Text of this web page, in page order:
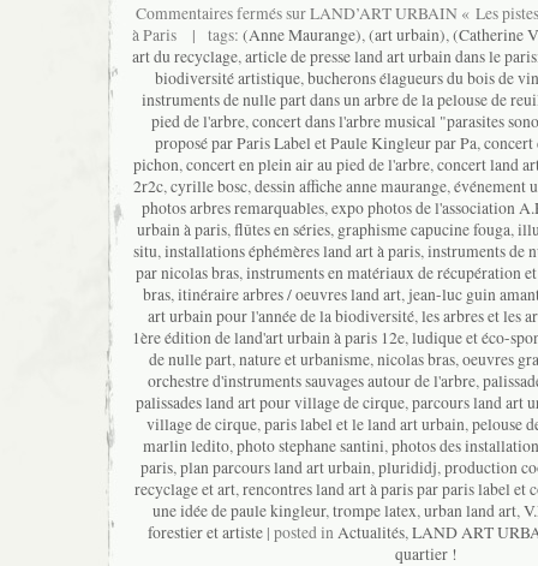
Commentaires ferméssur LAND’ART URBAIN « Les
à Paris | tags: (Anne Maurange),(art urbain),(Catherine
art du recyclage,article de presse land art urbain dans le
biodiversité artistique,bucherons élagueurs du bois de
instruments de nulle part dans un arbre de la pelouse de
pied de l'arbre,concert dans l'arbre musical "parasites
proposé par Paris Label et Paule Kingleur par Pa,concert
pichon,concert en plein air au pied de l'arbre,concert land
2r2c,cyrille bosc,dessin affiche anne maurange,événement
photos arbres remarquables,expo photos de l'association
urbain à paris,flûtes en séries, graphisme capucine fouga,
situ,installations éphémères land art à paris,instruments de
par nicolas bras,instruments en matériaux de récupération
bras,itinéraire arbres / oeuvres land art,jean-luc guin
art urbain pour l'année de la biodiversité,les arbres et les
1ère édition de land'art urbain à paris 12e,ludique et éco-
de nulle part,nature et urbanisme,nicolas bras,oeuvres
orchestre d'instruments sauvages autour de l'arbre,
palissades land art pour village de cirque,parcours land art
village de cirque,paris label et le land art urbain,pelouse
marlin ledito,photo stephane santini,photos des
paris,plan parcours land art urbain,plurididj,production
recyclage et art,rencontres land art à paris par paris label et
une idée de paule kingleur,trompe latex,urban land art,
forestier et artiste| posted inActualités,LAND ART
quartier !